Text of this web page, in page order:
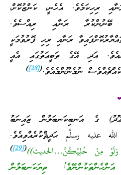
ރިހިކަމެވެ. އެހެނީ، ކަންޒުކޮށް،
ބޭނުންކުރާ ރަނާއި ރިއްސެވެ.
ރަނާއި ރިހި ފޮރުވުމަކީ
އަދި އޭގެ ޠަބީޢަތުގައި އެއީ
ނުމެނޫންމެއެވެ.(
[28]
)
ގެ އަނބިކަނބަލުން ޒައިނަބު
عليه وسلَّم ޙަދީޘްކުރެއްވިއެވެ.
وَلَوْ مِنْ حُلِيِّكُنَّ…الحديث))(
[29]
)
ތިޔަކަނބަލުން